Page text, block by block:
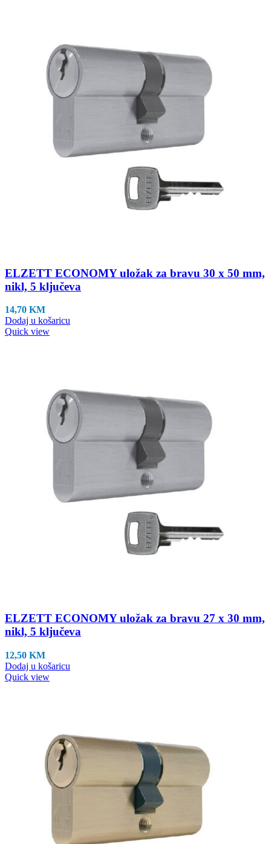
ELZETT ECONOMY uložak za bravu 30 x 50 mm,
nikl, 5 ključeva
14,70 KM
Dodaj u košaricu
Quick view
ELZETT ECONOMY uložak za bravu 27 x 30 mm,
nikl, 5 ključeva
12,50 KM
Dodaj u košaricu
Quick view